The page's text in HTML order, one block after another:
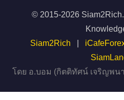
© 2015-2026
Siam2Rich
โดย อ.บอม (กิตติทัศน์ เจริญพน